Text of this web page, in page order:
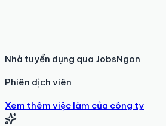
Nhà tuyển dụng qua JobsNgon
Phiên dịch viên
Xem thêm việc làm của công ty